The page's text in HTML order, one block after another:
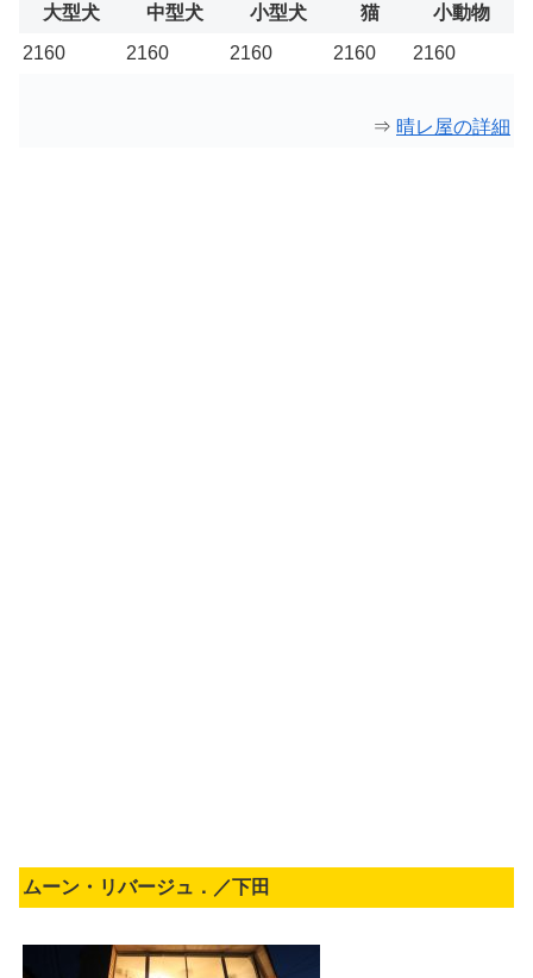
大型犬
中型犬 小型犬 猫
小動物
2160
2160 2160 2160 2160
⇒ 晴レ屋の詳細
ムーン・リバージュ．／下田